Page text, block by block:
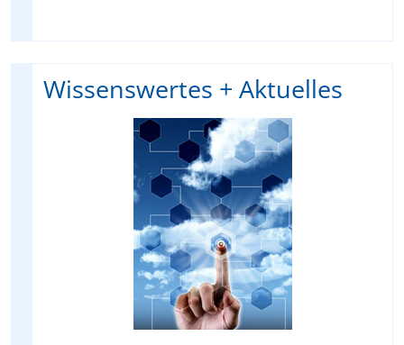
Wissenswertes + Aktuelles